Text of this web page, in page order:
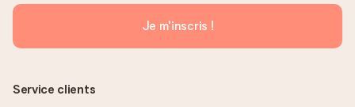
Je m'inscris !
Service clients